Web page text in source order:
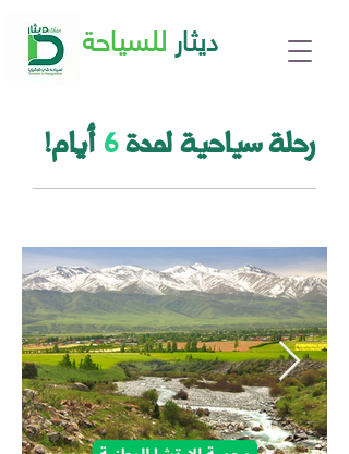
ديثار للسياحة
!رحلة سياحية لمدة6أيام